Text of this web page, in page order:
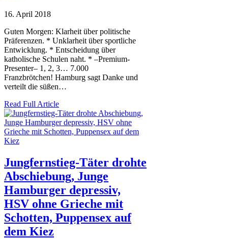
16. April 2018
Guten Morgen: Klarheit über politische
Präferenzen. * Unklarheit über sportliche
Entwicklung. * Entscheidung über
katholische Schulen naht. * –Premium-
Presenter– 1, 2, 3… 7.000
Franzbrötchen! Hamburg sagt Danke und
verteilt die süßen…
Read Full Article
Jungfernstieg-Täter drohte
Abschiebung, Junge
Hamburger depressiv,
HSV ohne Grieche mit
Schotten, Puppensex auf
dem Kiez